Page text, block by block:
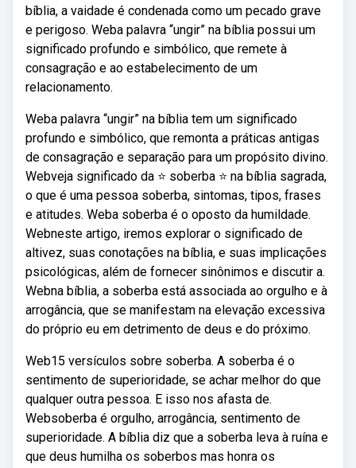
bíblia, a vaidade é condenada como um pecado grave
e perigoso. Weba palavra “ungir” na bíblia possui um
significado profundo e simbólico, que remete à
consagração e ao estabelecimento de um
relacionamento.
Weba palavra “ungir” na bíblia tem um significado
profundo e simbólico, que remonta a práticas antigas
de consagração e separação para um propósito divino.
Webveja significado da ⭐ soberba ⭐ na bíblia sagrada,
o que é uma pessoa soberba, sintomas, tipos, frases
e atitudes. Weba soberba é o oposto da humildade.
Webneste artigo, iremos explorar o significado de
altivez, suas conotações na bíblia, e suas implicações
psicológicas, além de fornecer sinônimos e discutir a.
Webna bíblia, a soberba está associada ao orgulho e à
arrogância, que se manifestam na elevação excessiva
do próprio eu em detrimento de deus e do próximo.
Web15 versículos sobre soberba. A soberba é o
sentimento de superioridade, se achar melhor do que
qualquer outra pessoa. E isso nos afasta de.
Websoberba é orgulho, arrogância, sentimento de
superioridade. A bíblia diz que a soberba leva à ruína e
que deus humilha os soberbos mas honra os